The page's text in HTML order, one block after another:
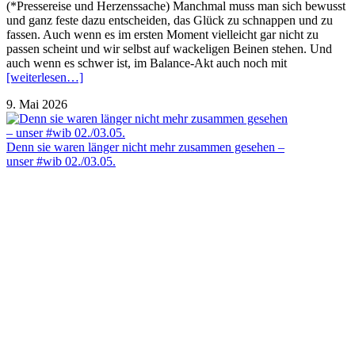
(*Pressereise und Herzenssache) Manchmal muss man sich bewusst
und ganz feste dazu entscheiden, das Glück zu schnappen und zu
fassen. Auch wenn es im ersten Moment vielleicht gar nicht zu
passen scheint und wir selbst auf wackeligen Beinen stehen. Und
auch wenn es schwer ist, im Balance-Akt auch noch mit
[weiterlesen…]
9. Mai 2026
Denn sie waren länger nicht mehr zusammen gesehen –
unser #wib 02./03.05.